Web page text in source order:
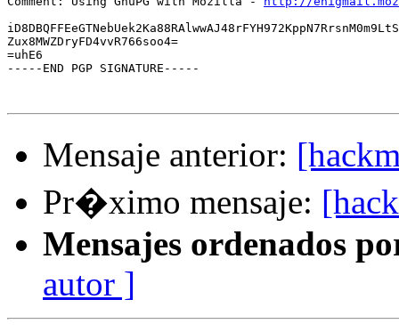
Zux8MWZDryFD4vvR766soo4=
=uhE6
-----END PGP SIGNATURE-----
Mensaje anterior:
Pr�ximo mensaje:
Mensajes ordenados
autor ]